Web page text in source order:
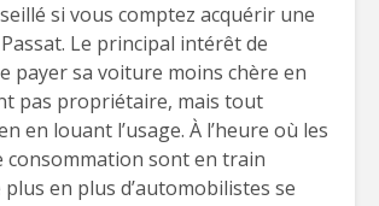
si vous comptez acquérir une
Le principal intérêt de
payer sa voiture moins chère en
pas propriétaire, mais tout
en louant l’usage. À l’heure où les
consommation sont en train
plus en plus d’automobilistes se